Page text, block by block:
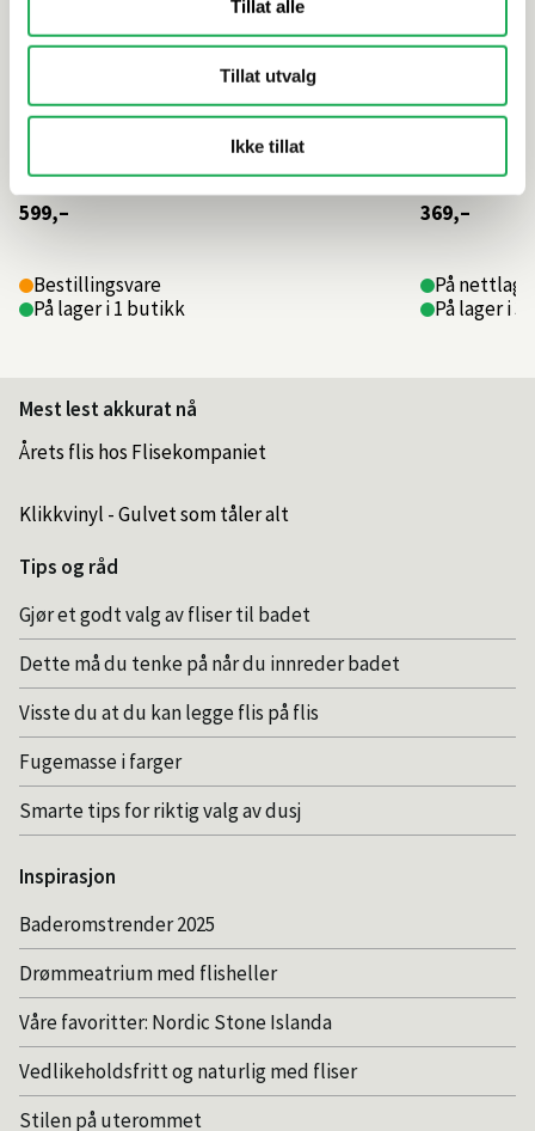
Tillat alle
Tillat utvalg
Ikke tillat
599,–
Bestillingsvare
På lager i 1 butikk
369,–
På
På lager i
Mest lest akkurat nå
Årets flis hos Flisekompaniet
Klikkvinyl - Gulvet som tåler alt
Tips og råd
Gjør et godt valg av fliser til badet
Dette må du tenke på når du innreder badet
Visste du at du kan legge flis på flis
Fugemasse i farger
Smarte tips for riktig valg av dusj
Inspirasjon
Baderomstrender 2025
Drømmeatrium med flisheller
Våre favoritter: Nordic Stone Islanda
Vedlikeholdsfritt og naturlig med fliser
Stilen på uterommet